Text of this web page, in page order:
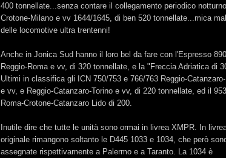
400 tonnellate...senza contare il collegamento periodico notturno
Crotone-Milano e vv 1644/1645, di ben 520 tonnellate...mica
delle locomotive ultra trentenni!
Anche in Jonica Sud hanno il loro bel da fare con l'Espresso
Reggio-Roma e vv, di 320 tonnellate, e la "Freccia Adriatica di
Ultimi in classifica gli ICN 750/753 e 766/763 Reggio-
e vv, e Reggio-Catanzaro-Torino e vv, di 220 tonnellate, ed il
Roma-Crotone-Catanzaro Lido di 200.
Inutile dire che tutte le unità sono ormai in livrea XMPR. In
originale rimangono soltanto le D445 1033 e 1034, che però
assegnate rispettivamente a Palermo e a Taranto. La 1034 è